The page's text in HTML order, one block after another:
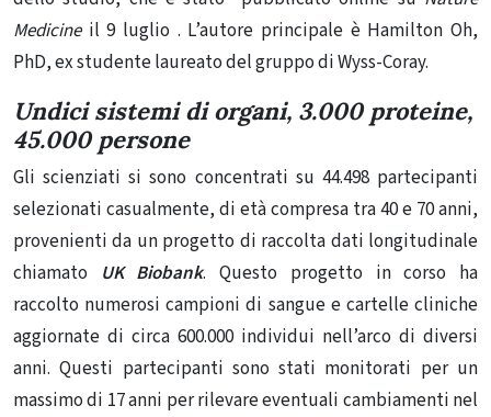
Medicineil 9 luglio . L’autore principale è Hamilton Oh,
PhD, ex studente laureato del gruppo di Wyss-Coray.
Undici sistemi di organi, 3.000 proteine,
45.000 persone
Gli scienziati si sono concentrati su 44.498 partecipanti
selezionati casualmente, di età compresa tra 40 e 70 anni,
provenienti da un progetto di raccolta dati longitudinale
chiamato UK Biobank. Questo progetto in corso ha
raccolto numerosi campioni di sangue e cartelle cliniche
aggiornate di circa 600.000 individui nell’arco di diversi
anni. Questi partecipanti sono stati monitorati per un
massimo di 17 anni per rilevare eventuali cambiamenti nel